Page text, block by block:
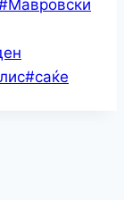
Мавровски
#саќе